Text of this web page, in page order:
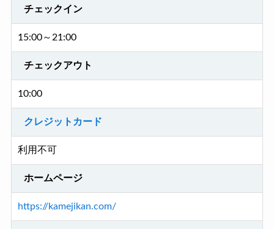
チェックイン
15:00～21:00
チェックアウト
10:00
クレジットカード
利用不可
ホームページ
https://kamejikan.com/